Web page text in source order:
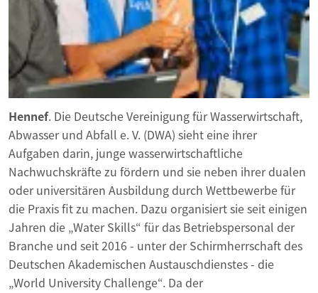
Hennef. Die Deutsche Vereinigung für Wasserwirtschaft,
Abwasser und Abfall e. V. (DWA) sieht eine ihrer
Aufgaben darin, junge wasserwirtschaftliche
Nachwuchskräfte zu fördern und sie neben ihrer dualen
oder universitären Ausbildung durch Wettbewerbe für
die Praxis fit zu machen. Dazu organisiert sie seit einigen
Jahren die „Water Skills“ für das Betriebspersonal der
Branche und seit 2016 - unter der Schirmherrschaft des
Deutschen Akademischen Austauschdienstes - die
„World University Challenge“. Da der